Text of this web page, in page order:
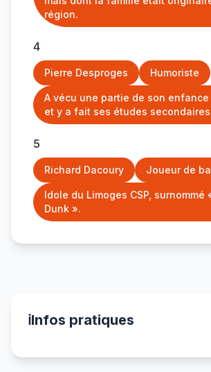
région.
4
Pierre Desproges Humoriste
A vécu une partie de son enfance
et y a fait ses études
5
Richard Dacoury Joueur de
Idole du Limoges CSP, surnommé
Dunk ».
ℹ️Infos pratiques